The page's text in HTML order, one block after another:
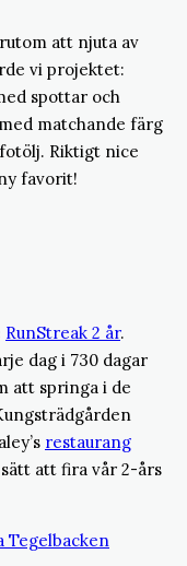
att njuta av
vi projektet:
spottar och
matchande färg
Riktigt nice
favorit!
RunStreak 2 år.
dag i 730 dagar
att springa i de
restaurang
att fira vår 2-års